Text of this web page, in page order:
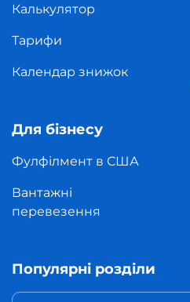
Калькулятор
Тарифи
Календар знижок
Для бізнесу
Фулфілмент в США
Вантажні
перевезення
Популярні розділи